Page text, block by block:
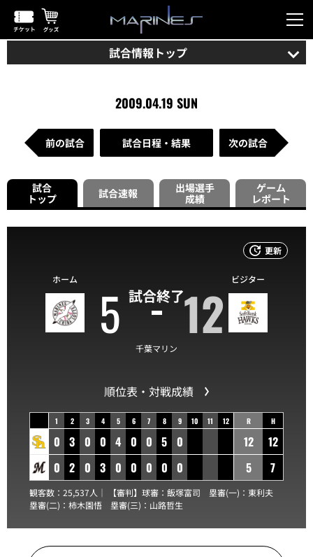
試合情報トップ
2009.04.19 SUN
前の試合 試合日程・結果 次の試合
試合
トップ
試合速報
出場選手
成績
ゲーム
レポート
更新
試合終了
ホーム
5 12
ビジター
千葉マリン
順位表・対戦成績
1 2 3 4 5 6 7 8 9 10 11 12
0 3 0 0 4 0 0 5 0
0 2 0 3 0 0 0 0 0
R H
12
12
5
7
観客数：25,537人｜ 【審判】球審： 飯塚富司 塁審(一)： 東利夫
塁審(二)： 柿木園悟 塁審(三)： 山路哲生